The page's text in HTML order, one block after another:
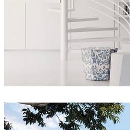
matelmiruna室内设计